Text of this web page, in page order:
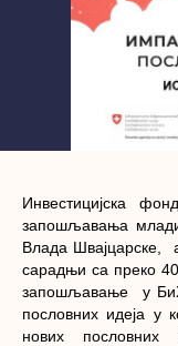
Инвестицијска
запошљавања
Влада Швajцарске,
сарадњи са преко
запошљавање у
пословних идеја у
нових пословних